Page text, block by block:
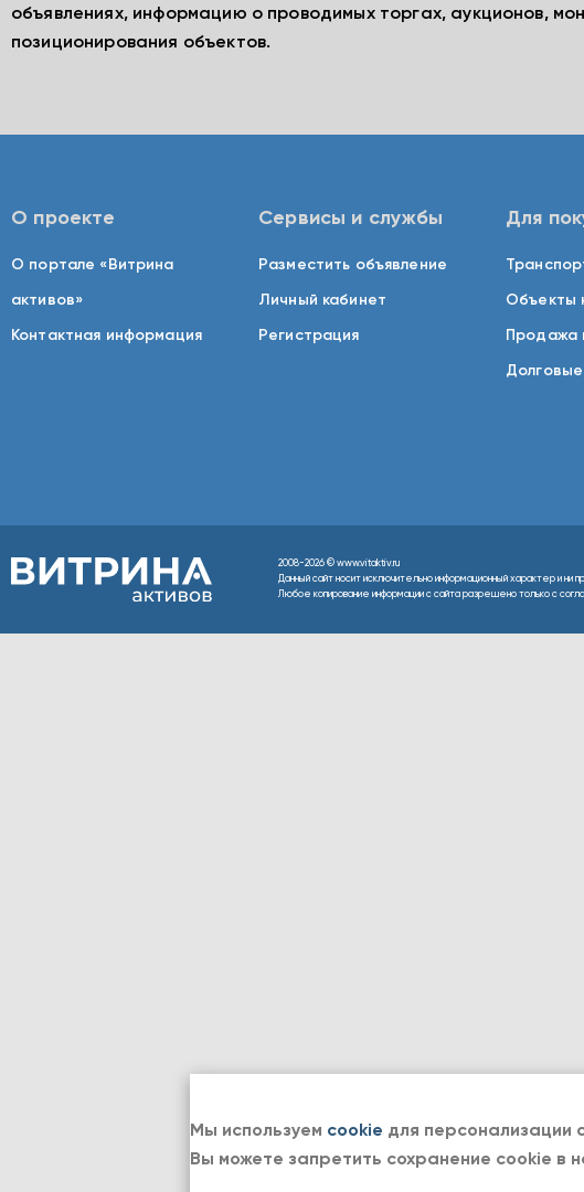
объявлениях, информацию о проводимых торгах, аукционов,
позиционирования объектов.
О проекте
О портале «Витрина
активов»
Контактная информация
Сервисы и службы
Разместить объявление
Личный кабинет
Регистрация
Для
Объекты
Продажа
2008-2026 © www.vitaktiv.ru
Данный сайт носит исключительно информационный характер и
Любое копирование информации с сайта разрешено только с
Мы используем cookie для персонализации
Вы можете запретить сохранение cookie в